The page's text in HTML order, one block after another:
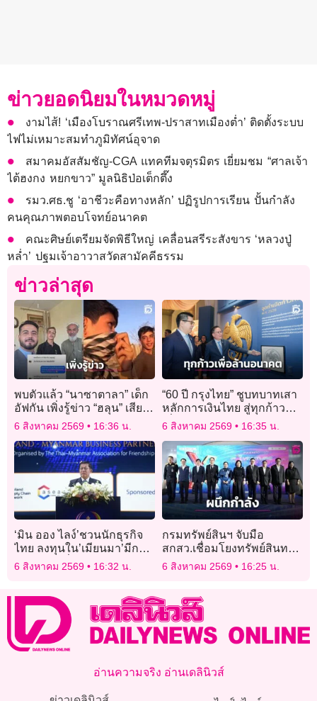
ข่าวยอดนิยมในหมวดหมู่
งามไส้! ‘เมืองโบราณศรีเทพ-ปราสาทเมืองต่ำ’ ติดตั้งระบบ
ไฟไม่เหมาะสมทำภูมิทัศน์อุจาด
สมาคมอัสสัมชัญ-CGA แทคทีมจตุรมิตร เยี่ยมชม “ศาลเจ้า
ไต้ฮงกง หยกขาว” มูลนิธิป่อเต็กตึ๊ง
รมว.ศธ.ชู ‘อาชีวะคือทางหลัก’ ปฏิรูปการเรียน ปั้นกำลัง
คนคุณภาพตอบโจทย์อนาคต
คณะศิษย์เตรียมจัดพิธีใหญ่ เคลื่อนสรีระสังขาร ‘หลวงปู่
หล่ำ’ ปฐมเจ้าอาวาสวัดสามัคคีธรรม
ข่าวล่าสุด
พบตัวแล้ว “นาซาตาลา” เด็ก
อัฟกัน เพิ่งรู้ข่าว “ฮลุน” เสีย
ชีวิต ก่อนสวดภาวนาขอให้
6 สิงหาคม 2569 16:36 น.
“60 ปี กรุงไทย” ชูบทบาทเสา
หลักการเงินไทย สู่ทุกก้าว
เพื่อล้านอนาคต
6 สิงหาคม 2569 16:35 น.
‘มิน ออง ไลง์’ชวนนักธุรกิจ
ไทย ลงทุนใน’เมียนมา’มีกม.
คุ้มครอง เชื่อ’เทคโนโลยี-เงิน
6 สิงหาคม 2569 16:32 น.
กรมทรัพย์สินฯ จับมือ
สกสว.เชื่อมโยงทรัพย์สินทาง
ปัญญา จัดงาน ไอพี x เวน
6 สิงหาคม 2569 16:25 น.
อ่านความจริง อ่านเดลินิวส์